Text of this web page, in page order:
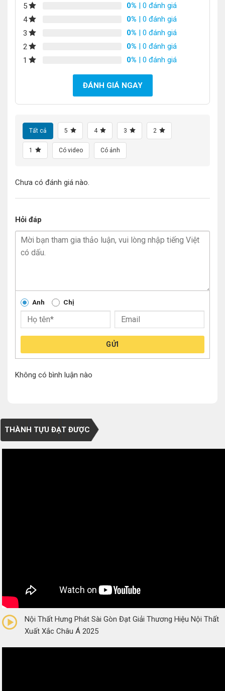
5 0% | 0 đánh giá
4
0% | 0 đánh giá
3
0% | 0 đánh giá
2
0% | 0 đánh giá
1
0% | 0 đánh giá
ĐÁNH GIÁ NGAY
Tất cả 5 4 3 2
1 Có video Có ảnh
Chưa có đánh giá nào.
Hỏi đáp
Anh Chị
GỬI
Không có bình luận nào
THÀNH TỰU ĐẠT ĐƯỢC
(0 Reviews)
Nội Thất Hưng Phát Sài Gòn Đạt Giải Thương Hiệu Nội Thất
Xuất Xắc Châu Á 2025